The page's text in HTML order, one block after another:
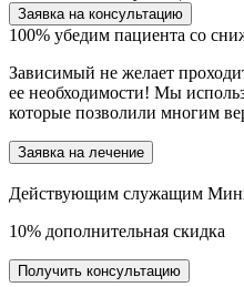
Заявка на консультацию
100% убедим пациента со
Зависимый не желает
ее необходимости! Мы
которые позволили многим
Заявка на лечение
Действующим служащим
10% дополнительная скидка
Получить консультацию